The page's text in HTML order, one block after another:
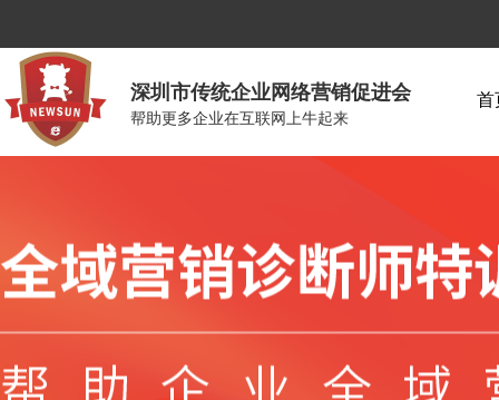
深圳市传统企业网络营销促进会
帮助更多企业在互联网上牛起来